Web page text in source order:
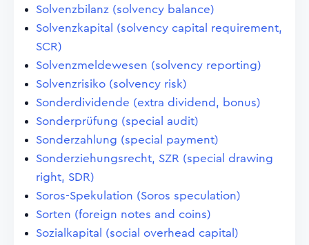
Solvenzbilanz (solvency balance)
Solvenzkapital (solvency capital requirement,
SCR)
Solvenzmeldewesen (solvency reporting)
Solvenzrisiko (solvency risk)
Sonderdividende (extra dividend, bonus)
Sonderprüfung (special audit)
Sonderzahlung (special payment)
Sonderziehungsrecht, SZR (special drawing
right, SDR)
Soros-Spekulation (Soros speculation)
Sorten (foreign notes and coins)
Sozialkapital (social overhead capital)